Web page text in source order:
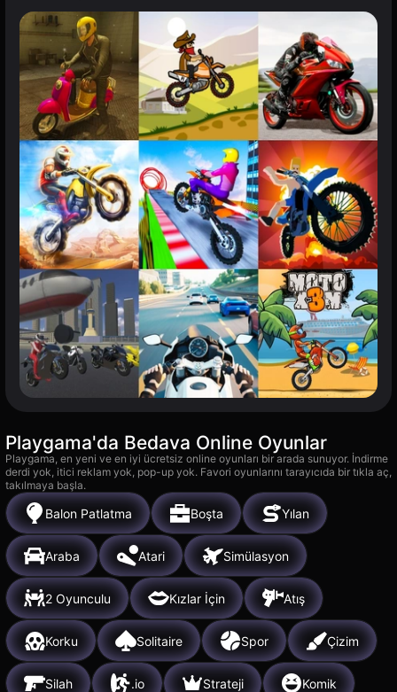
Playgama'da Bedava Online Oyunlar
Playgama, en yeni ve en iyi ücretsiz online oyunları bir arada sunuyor. İndirme
derdi yok, itici reklam yok, pop-up yok. Favori oyunlarını tarayıcıda bir tıkla aç,
takılmaya başla.
Balon Patlatma Boşta Yılan
Araba Atari Simülasyon
2 Oyunculu Kızlar İçin Atış
Korku Solitaire Spor Çizim
Silah .io Strateji Komik